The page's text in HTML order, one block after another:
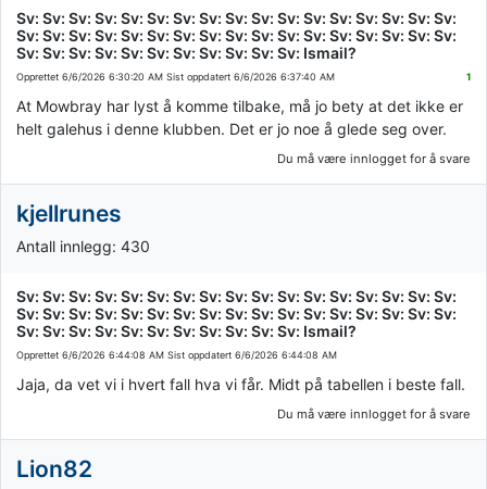
Sv: Sv: Sv: Sv: Sv: Sv: Sv: Sv: Sv: Sv: Sv: Sv: Sv: Sv: Sv: Sv: Sv:
Sv: Sv: Sv: Sv: Sv: Sv: Sv: Sv: Sv: Sv: Sv: Sv: Sv: Sv: Sv: Sv: Sv:
Sv: Sv: Sv: Sv: Sv: Sv: Sv: Sv: Sv: Sv: Sv: Ismail?
Opprettet 6/6/2026 6:30:20 AM Sist oppdatert 6/6/2026 6:37:40 AM 1
At Mowbray har lyst å komme tilbake, må jo bety at det ikke er
helt galehus i denne klubben. Det er jo noe å glede seg over.
Du må være innlogget for å svare
kjellrunes
Antall innlegg: 430
Sv: Sv: Sv: Sv: Sv: Sv: Sv: Sv: Sv: Sv: Sv: Sv: Sv: Sv: Sv: Sv: Sv:
Sv: Sv: Sv: Sv: Sv: Sv: Sv: Sv: Sv: Sv: Sv: Sv: Sv: Sv: Sv: Sv: Sv:
Sv: Sv: Sv: Sv: Sv: Sv: Sv: Sv: Sv: Sv: Sv: Ismail?
Opprettet 6/6/2026 6:44:08 AM Sist oppdatert 6/6/2026 6:44:08 AM
Jaja, da vet vi i hvert fall hva vi får. Midt på tabellen i beste fall.
Du må være innlogget for å svare
Lion82